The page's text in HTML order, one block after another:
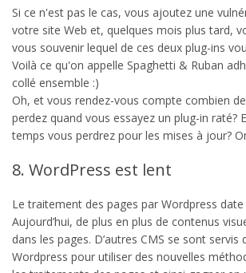
Si ce n'est pas le cas, vous ajoutez une
votre site Web et, quelques mois plus tard,
vous souvenir lequel de ces deux plug-ins
Voilà ce qu'on appelle Spaghetti & Ruban
collé ensemble :)
Oh, et vous rendez-vous compte combien
perdez quand vous essayez un plug-in raté?
temps vous perdrez pour les mises à jour?
8. WordPress est lent
Le traitement des pages par Wordpress date
Aujourd’hui, de plus en plus de contenus
dans les pages. D’autres CMS se sont servis
Wordpress pour utiliser des nouvelles